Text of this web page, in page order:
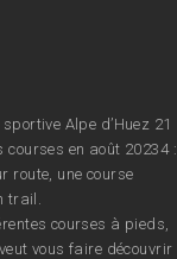
Alpe d’Huez 21
courses en août 20234 :
route, une course
trail.
courses à pieds,
vous faire découvrir